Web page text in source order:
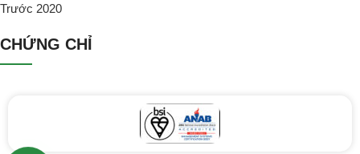
Trước 2020
CHỨNG CHỈ